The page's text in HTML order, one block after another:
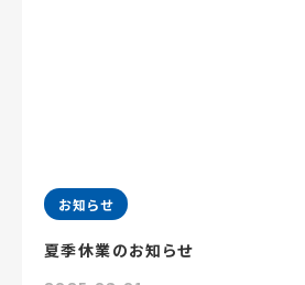
お知らせ
夏季休業のお知らせ